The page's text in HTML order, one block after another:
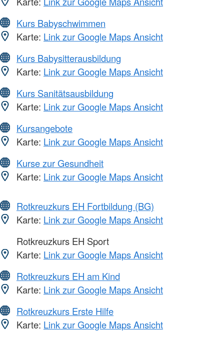
Kurs Babyschwimmen
Karte: Link zur Google Maps Ansicht
Kurs Babysitterausbildung
Karte: Link zur Google Maps Ansicht
Kurs Sanitätsausbildung
Karte: Link zur Google Maps Ansicht
Kursangebote
Karte: Link zur Google Maps Ansicht
Kurse zur Gesundheit
Karte: Link zur Google Maps Ansicht
Rotkreuzkurs EH Fortbildung (BG)
Karte: Link zur Google Maps Ansicht
Rotkreuzkurs EH Sport
Karte: Link zur Google Maps Ansicht
Rotkreuzkurs EH am Kind
Karte: Link zur Google Maps Ansicht
Rotkreuzkurs Erste Hilfe
Karte: Link zur Google Maps Ansicht